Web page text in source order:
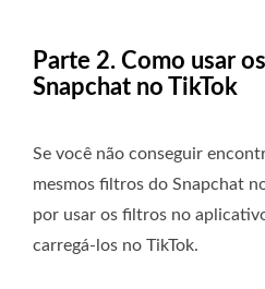
Parte 2. Como usar
Snapchat no TikTok
Se você não conseguir
mesmos filtros do Snapchat
por usar os filtros no
carregá-los no TikTok.